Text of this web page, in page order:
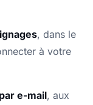
, dans le
à votre
e-mail, aux